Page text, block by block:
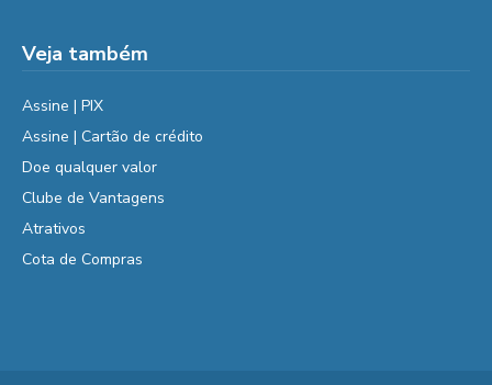
Veja também
Assine | PIX
Assine | Cartão de crédito
Doe qualquer valor
Clube de Vantagens
Atrativos
Cota de Compras